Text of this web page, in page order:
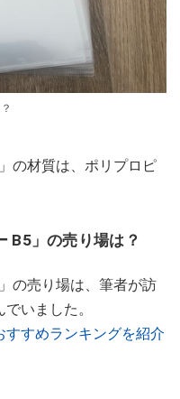
の材質は、ポリプロピ
B5」の売り場は？
の売り場は、筆者が訪
いました。
すめランキングを紹介